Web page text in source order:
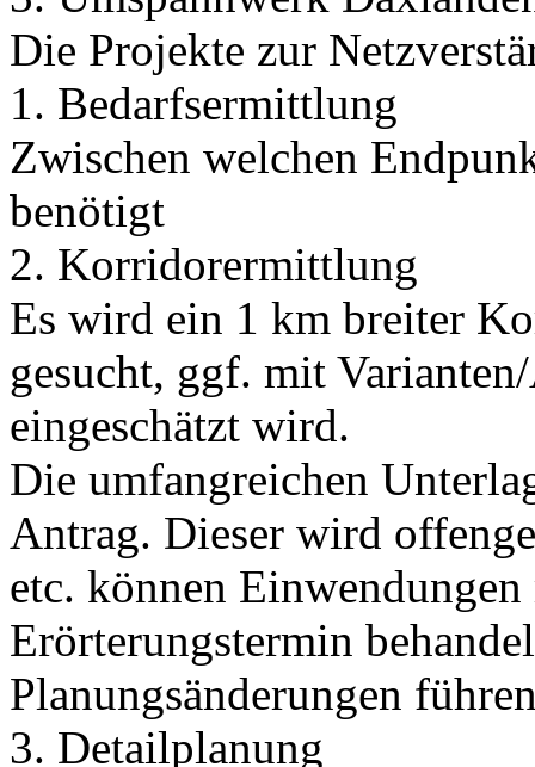
Die Projekte zur
1. Bedarfsermittlung
Zwischen welchen
benötigt
2. Korridorermittlung
Es wird ein 1 km breiter
gesucht, ggf. mit
eingeschätzt wird.
Die umfangreichen
Antrag. Dieser wird
etc. können
Erörterungstermin
Planungsänderungen
3. Detailplanung